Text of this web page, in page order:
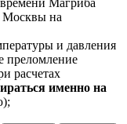
Магриба
Москвы на
и давления
преломление
расчетах
именно на